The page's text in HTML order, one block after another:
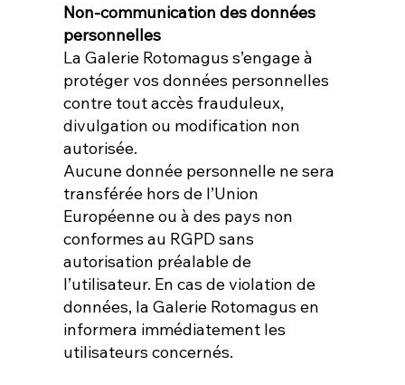
Non-communication des données
personnelles
La Galerie Rotomagus s’engage à
protéger vos données personnelles
contre tout accès frauduleux,
divulgation ou modification non
autorisée.
Aucune donnée personnelle ne sera
transférée hors de l’Union
Européenne ou à des pays non
conformes au RGPD sans
autorisation préalable de
l’utilisateur. En cas de violation de
données, la Galerie Rotomagus en
informera immédiatement les
utilisateurs concernés.